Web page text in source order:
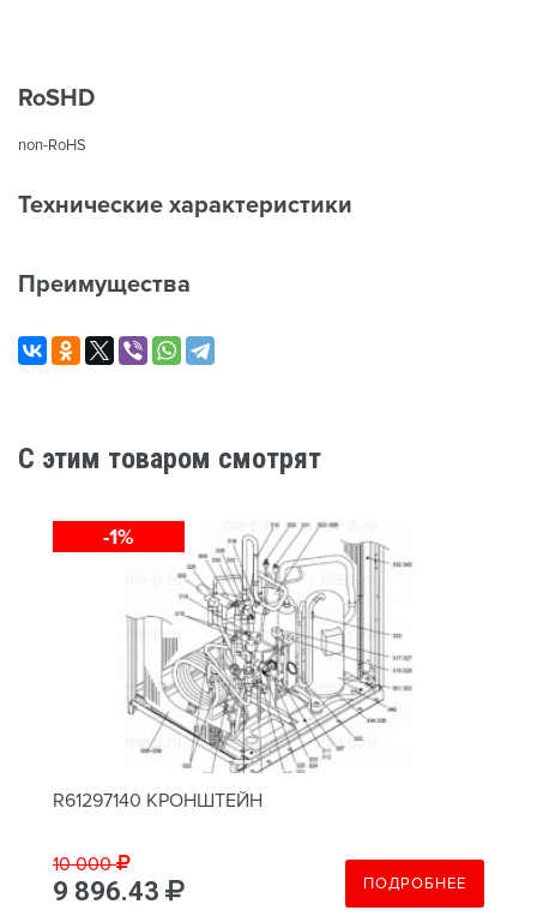
RoSHD
non-RoHS
Технические характеристики
Преимущества
C этим товаром смотрят
-1%
R61297140 КРОНШТЕЙН
10 000
9 896.43 ПОДРОБНЕЕ